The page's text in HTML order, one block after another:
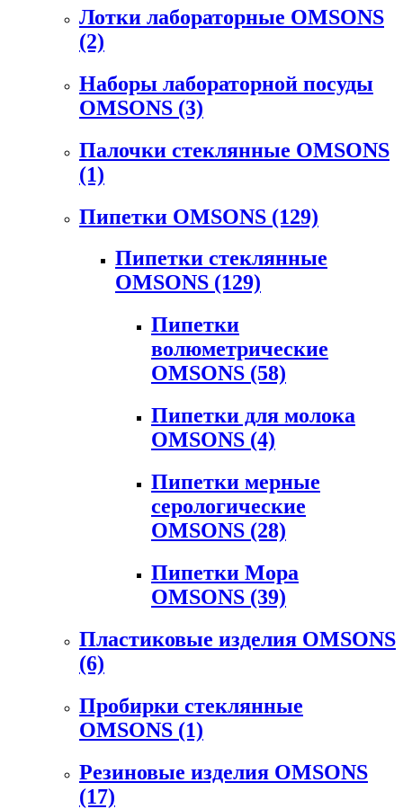
Лотки лабораторные OMSONS
(2)
Наборы лабораторной посуды
OMSONS (3)
Палочки стеклянные OMSONS
(1)
Пипетки OMSONS (129)
Пипетки стеклянные
OMSONS (129)
Пипетки
волюметрические
OMSONS (58)
Пипетки для молока
OMSONS (4)
Пипетки мерные
серологические
OMSONS (28)
Пипетки Мора
OMSONS (39)
Пластиковые изделия OMSONS
(6)
Пробирки стеклянные
OMSONS (1)
Резиновые изделия OMSONS
(17)